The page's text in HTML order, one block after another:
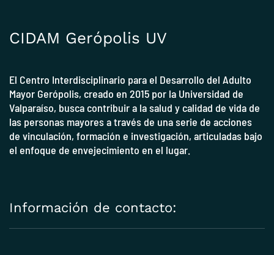
CIDAM Gerópolis UV
El Centro Interdisciplinario para el Desarrollo del Adulto
Mayor Gerópolis, creado en 2015 por la Universidad de
Valparaíso, busca contribuir a la salud y calidad de vida de
las personas mayores a través de una serie de acciones
de vinculación, formación e investigación, articuladas bajo
el enfoque de envejecimiento en el lugar.
Información de contacto: